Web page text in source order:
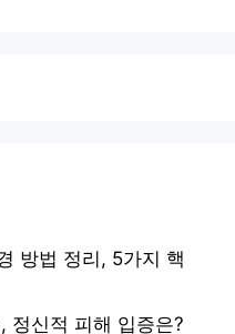
방법 정리, 5가지 핵
정신적 피해 입증은?